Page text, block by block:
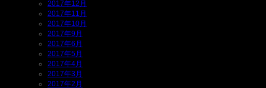
2017年12月
2017年11月
2017年10月
2017年9月
2017年6月
2017年5月
2017年4月
2017年3月
2017年2月